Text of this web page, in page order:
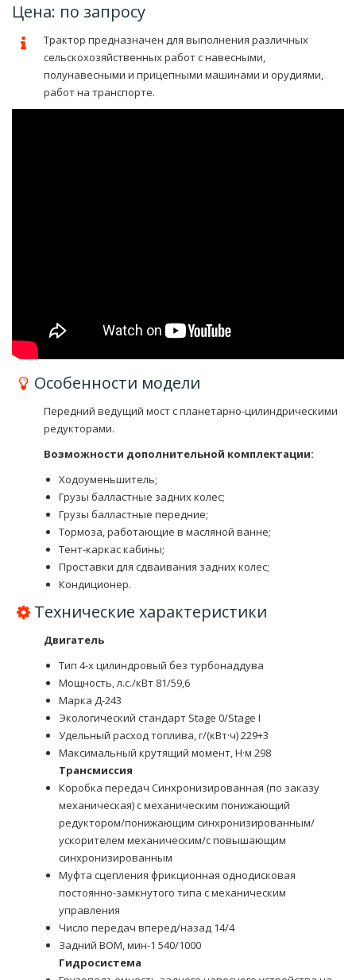
Цена: по запросу
Трактор предназначен для выполнения различных
сельскохозяйственных работ с навесными,
полунавесными и прицепными машинами и орудиями,
работ на транспорте.
Особенности модели
Передний ведущий мост с планетарно-цилиндрическими
редукторами.
Возможности дополнительной комплектации:
Ходоуменьшитель;
Грузы балластные задних колес;
Грузы балластные передние;
Тормоза, работающие в масляной ванне;
Тент-каркас кабины;
Проставки для сдваивания задних колес;
Кондиционер.
Технические характеристики
Двигатель
Тип 4-х цилиндровый без турбонаддува
Мощность, л.с./кВт 81/59,6
Марка Д-243
Экологический стандарт Stage 0/Stage I
Удельный расход топлива, г/(кВт·ч) 229+3
Максимальный крутящий момент, Н·м 298
Трансмиссия
Коробка передач Синхронизированная (по заказу
механическая) с механическим понижающий
редуктором/понижающим синхронизированным/
ускорителем механическим/с повышающим
синхронизированным
Муфта сцепления фрикционная однодисковая
постоянно-замкнутого типа с механическим
управления
Число передач вперед/назад 14/4
Задний ВОМ, мин-1 540/1000
Гидросистема